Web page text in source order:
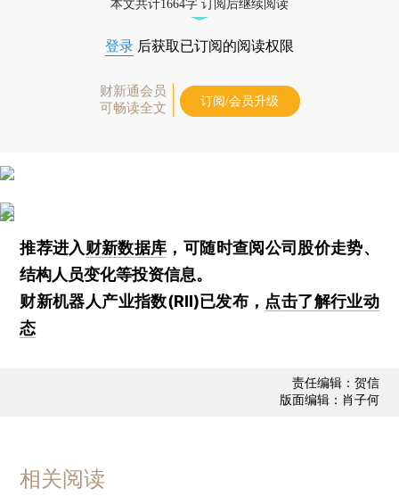
本文共计1664字 订阅后继续阅读
登录 后获取已订阅的阅读权限
财新通会员
可畅读全文
订阅/会员升级
推荐进入财新数据库 ，可随时查阅公司股价走势、
结构人员变化等投资信息。
财新机器人产业指数(RII)已发布， 点击了解行业动
态
责任编辑：贺信
版面编辑：肖子何
相关阅读